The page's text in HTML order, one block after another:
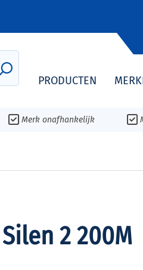
PRODUCTEN
Merk onafhankelijk
2 200M